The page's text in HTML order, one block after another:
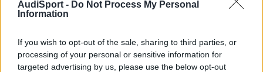
AudiSport - Do Not Process My Personal
Information
If you wish to opt-out of the sale, sharing to third parties, or
processing of your personal or sensitive information for
targeted advertising by us, please use the below opt-out
montado correctamente, al menos con sus grapas y demás
sujeciones.
para generar esos ruidos. Va prácticamente en todo el vehículo
anclados sus tapizados, guarnecidos y pilares de techo de igual
manera.